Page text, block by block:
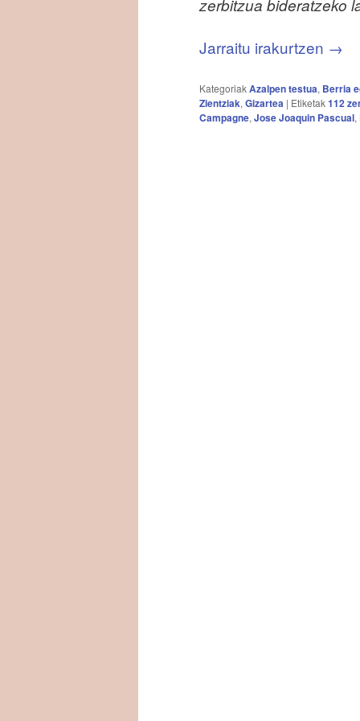
zerbitzua bideratzeko
Jarraitu irakurtzen →
KategoriakAzalpen testua, Berria
Zientziak, Gizartea | Etiketak112
Campagne, Jose Joaquin Pascual,